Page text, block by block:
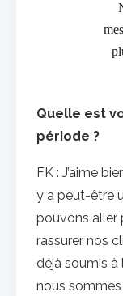
Quelle est
période ?
FK : J’aime
y a peut-être
pouvons aller
rassurer nos
déjà soumis à
nous